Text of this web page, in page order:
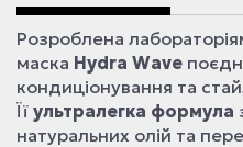
Розроблена
маска Hydra Wave
кондиціонування та
Її ультралегка формула
натуральних олій та